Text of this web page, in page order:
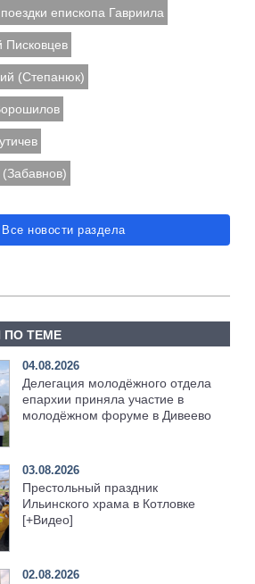
поездки епископа Гавриила
Писковцев
(Степанюк)
Все новости раздела
ПО ТЕМЕ
04.08.2026
Делегация молодёжного отдела
епархии приняла участие в
молодёжном форуме в Дивеево
03.08.2026
Престольный праздник
Ильинского храма в Котловке
[+Видео]
02.08.2026